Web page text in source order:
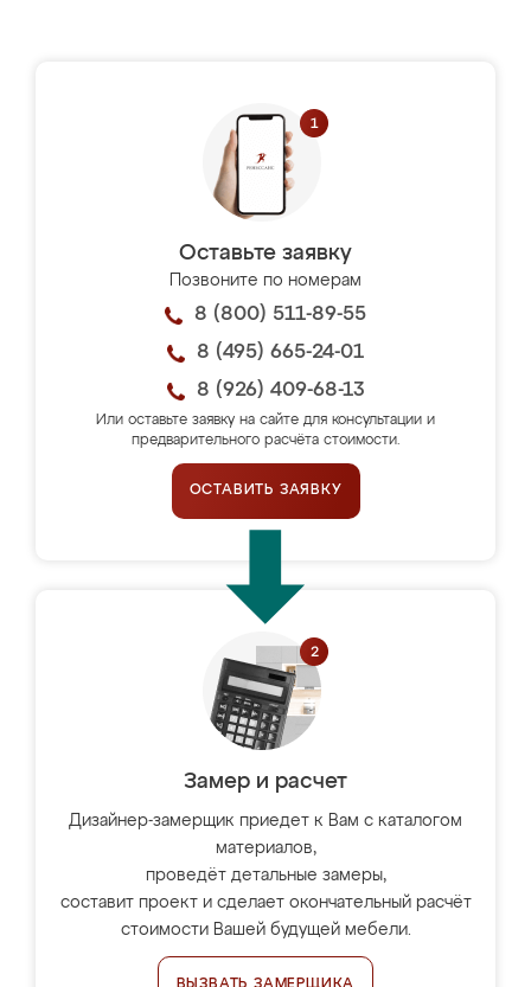
Оставьте заявку
Позвоните по номерам
8 (800) 511-89-55
8 (495) 665-24-01
8 (926) 409-68-13
Или оставьте заявку на сайте для консультации и
предварительного расчёта стоимости.
ОСТАВИТЬ ЗАЯВКУ
Замер и расчет
Дизайнер-замерщик приедет к Вам с каталогом
материалов,
проведёт детальные замеры,
составит проект и сделает окончательный расчёт
стоимости Вашей будущей мебели.